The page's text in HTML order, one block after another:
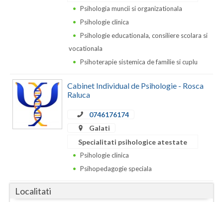
Dolj
Giurgiu
Hunedoara
Psihologia muncii si organizationala
Psihologie clinica
Psihologie educationala, consiliere scolara si
vocationala
Psihoterapie sistemica de familie si cuplu
Cabinet Individual de Psihologie - Rosca
Raluca
0746176174
Galati
Specialitati psihologice atestate
Psihologie clinica
Psihopedagogie speciala
Localitati